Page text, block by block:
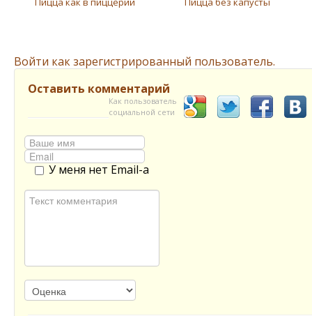
Войти как зарегистрированный пользователь.
Оставить комментарий
Как пользователь
социальной сети
У меня нет Email-а